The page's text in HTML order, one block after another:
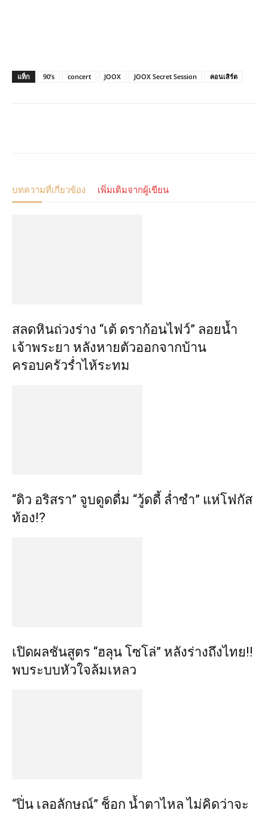
แท็ก 90’s concert JOOX JOOX Secret Session คอนเสิร์ต
บทความที่เกี่ยวข้อง เพิ่มเติมจากผู้เขียน
สลดหินถ่วงร่าง “เต้ ดราก้อนไฟว์” ลอยน้ำ
เจ้าพระยา หลังหายตัวออกจากบ้าน
ครอบครัวร่ำไห้ระทม
“ดิว อริสรา” จูบดูดดื่ม “วู้ดดี้ ล่ำซำ” แห่โฟกัส
ท้อง!?
เปิดผลชันสูตร “ฮลุน โซโล่” หลังร่างถึงไทย!!
พบระบบหัวใจล้มเหลว
“ปิ่น เลอลักษณ์” ช็อก น้ำตาไหล ไม่คิดว่าจะ